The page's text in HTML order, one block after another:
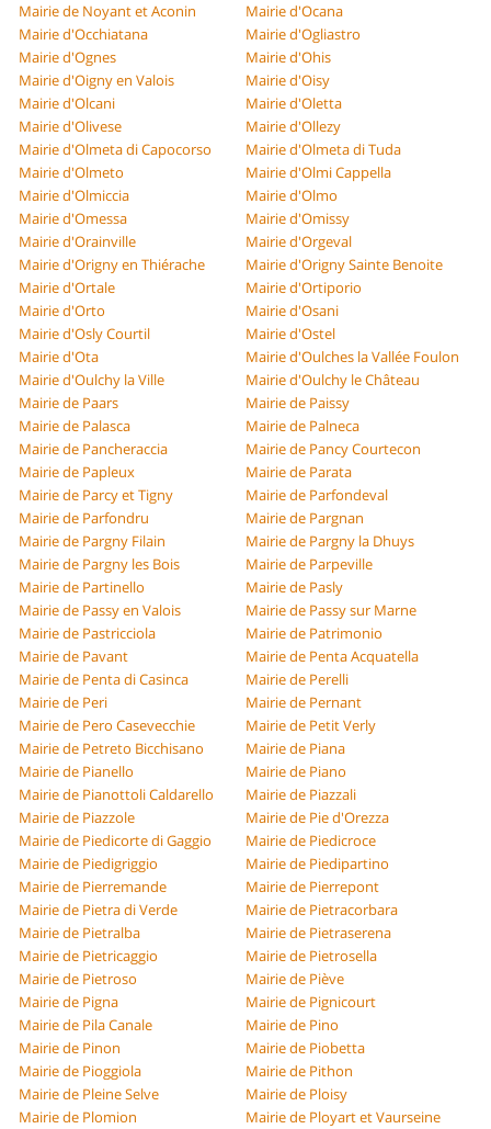
Mairie de Noyant et Aconin
Mairie d'Ocana
Mairie d'Occhiatana
Mairie d'Ogliastro
Mairie d'Ognes
Mairie d'Ohis
Mairie d'Oigny en Valois
Mairie d'Oisy
Mairie d'Olcani
Mairie d'Oletta
Mairie d'Olivese
Mairie d'Ollezy
Mairie d'Olmeta di Capocorso
Mairie d'Olmeta di Tuda
Mairie d'Olmeto
Mairie d'Olmi Cappella
Mairie d'Olmiccia
Mairie d'Olmo
Mairie d'Omessa
Mairie d'Omissy
Mairie d'Orainville
Mairie d'Orgeval
Mairie d'Origny en Thiérache
Mairie d'Origny Sainte Benoite
Mairie d'Ortale
Mairie d'Ortiporio
Mairie d'Orto
Mairie d'Osani
Mairie d'Osly Courtil
Mairie d'Ostel
Mairie d'Ota
Mairie d'Oulches la Vallée Foulon
Mairie d'Oulchy la Ville
Mairie d'Oulchy le Château
Mairie de Paars
Mairie de Paissy
Mairie de Palasca
Mairie de Palneca
Mairie de Pancheraccia
Mairie de Pancy Courtecon
Mairie de Papleux
Mairie de Parata
Mairie de Parcy et Tigny
Mairie de Parfondeval
Mairie de Parfondru
Mairie de Pargnan
Mairie de Pargny Filain
Mairie de Pargny la Dhuys
Mairie de Pargny les Bois
Mairie de Parpeville
Mairie de Partinello
Mairie de Pasly
Mairie de Passy en Valois
Mairie de Passy sur Marne
Mairie de Pastricciola
Mairie de Patrimonio
Mairie de Pavant
Mairie de Penta Acquatella
Mairie de Penta di Casinca
Mairie de Perelli
Mairie de Peri
Mairie de Pernant
Mairie de Pero Casevecchie
Mairie de Petit Verly
Mairie de Petreto Bicchisano
Mairie de Piana
Mairie de Pianello
Mairie de Piano
Mairie de Pianottoli Caldarello
Mairie de Piazzali
Mairie de Piazzole
Mairie de Pie d'Orezza
Mairie de Piedicorte di Gaggio
Mairie de Piedicroce
Mairie de Piedigriggio
Mairie de Piedipartino
Mairie de Pierremande
Mairie de Pierrepont
Mairie de Pietra di Verde
Mairie de Pietracorbara
Mairie de Pietralba
Mairie de Pietraserena
Mairie de Pietricaggio
Mairie de Pietrosella
Mairie de Pietroso
Mairie de Piève
Mairie de Pigna
Mairie de Pignicourt
Mairie de Pila Canale
Mairie de Pino
Mairie de Pinon
Mairie de Piobetta
Mairie de Pioggiola
Mairie de Pithon
Mairie de Pleine Selve
Mairie de Ploisy
Mairie de Plomion
Mairie de Ployart et Vaurseine